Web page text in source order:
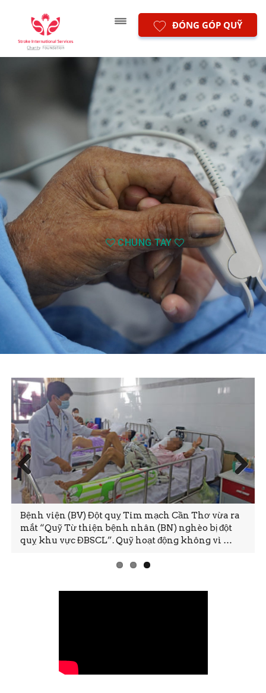
ĐÓNG GÓP QUỸ
CHUNG TAY
Bệnh viện (BV) Đột quỵ Tim mạch Cần Thơ vừa ra
mắt “Quỹ Từ thiện bệnh nhân (BN) nghèo bị đột
quỵ khu vực ĐBSCL”. Quỹ hoạt động không vì …
Prev
ious
Next